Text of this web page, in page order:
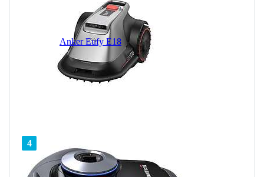
Anker Eufy E18
4